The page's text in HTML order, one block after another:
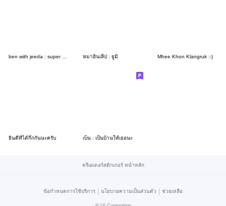
ben with jeeda : super good boyfriend หมาอินเลิ้ป : ยูมิ Mhee Khon Klangruk :-)
ยินดีที่ได้กิ๊กกันนะครับ เบ็น : เป็นบ้านให้เธอนะ
ครีเอเตอร์สติกเกอร์ หน้าหลัก
ข้อกำหนดการใช้บริการ | นโยบายความเป็นส่วนตัว | ช่วยเหลือ